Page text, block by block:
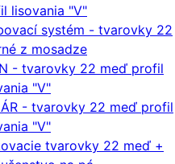
lisovania "V"
systém - tvarovky 22
z mosadze
- tvarovky 22 meď profil
"V"
- tvarovky 22 meď profil
"V"
tvarovky 22 meď +